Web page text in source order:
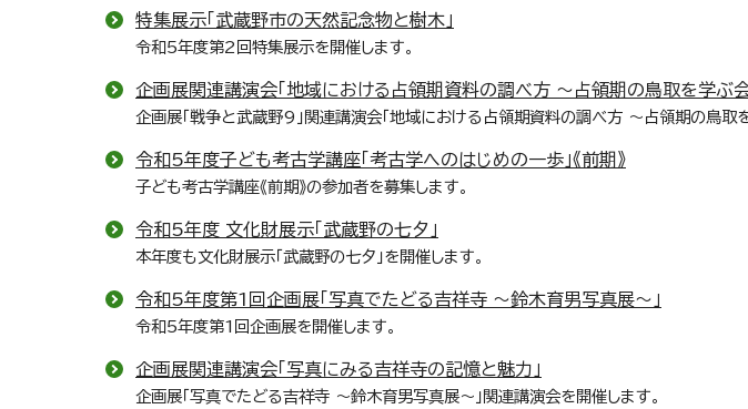
特集展示「武蔵野市の天然記念物と樹木」
令和5年度第2回特集展示を開催します。
企画展関連講演会「地域における占領期資料の調べ方 ～占領期の鳥取を学ぶ会
企画展「戦争と武蔵野9」関連講演会「地域における占領期資料の調べ方 ～占領期の鳥取
令和5年度子ども考古学講座「考古学へのはじめの一歩」《前期》
子ども考古学講座《前期》の参加者を募集します。
令和5年度 文化財展示「武蔵野の七夕」
本年度も文化財展示「武蔵野の七夕」を開催します。
令和5年度第1回企画展「写真でたどる吉祥寺 ～鈴木育男写真展～」
令和5年度第1回企画展を開催します。
企画展関連講演会「写真にみる吉祥寺の記憶と魅力」
企画展「写真でたどる吉祥寺 ～鈴木育男写真展～」関連講演会を開催します。